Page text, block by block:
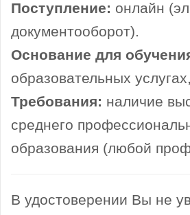
Поступление: онлайн
документооборот).
Основание для
образовательных
Требования: наличие
среднего
образования (любой
В удостоверении Вы не